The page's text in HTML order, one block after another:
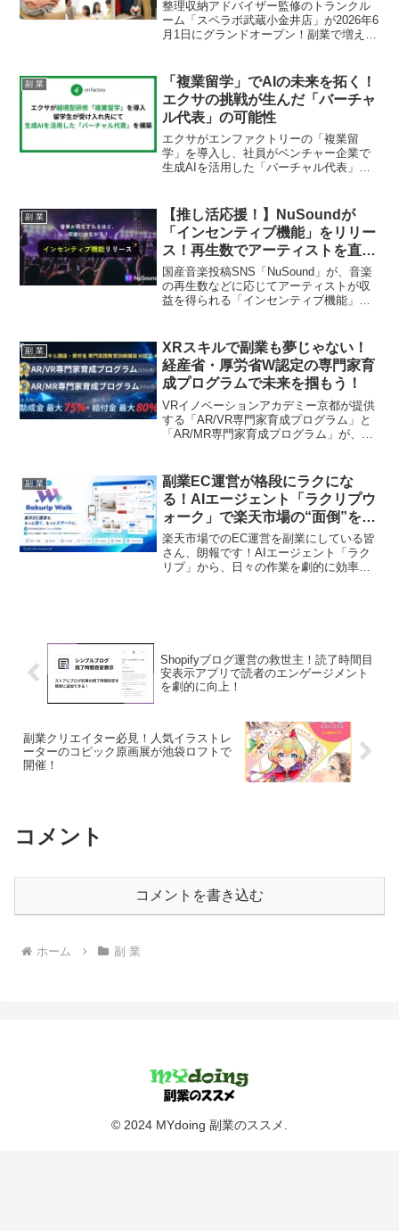
整理収納アドバイザー監修のトランクル
ーム「スペラボ武蔵小金井店」が2026年6
月1日にグランドオープン！副業で増えた
利用できるチャンスです。さらに、トラ
ンクルーム投資に興味がある副業ファン
のための情報も満載！
副 業
「複業留学」でAIの未来を拓く！
エクサの挑戦が生んだ「バーチャ
ル代表」の可能性
エクサがエンファクトリーの「複業留
学」を導入し、社員がベンチャー企業で
生成AIを活用した「バーチャル代表」を
越境学習の可能性を感じさせる内容で
す。
副 業
【推し活応援！】NuSoundが
「インセンティブ機能」をリリー
ス！再生数でアーティストを直接
支援、新たな収益化で活動の幅が
広がる！
国産音楽投稿SNS「NuSound」が、音楽
の再生数などに応じてアーティストが収
益を得られる「インセンティブ機能」を
能と組み合わせ、より柔軟な収益化戦略
を立てることが可能になり、ファンも推
しを直接応援できるようになります。
副 業
XRスキルで副業も夢じゃない！
経産省・厚労省W認定の専門家育
成プログラムで未来を掴もう！
VRイノベーションアカデミー京都が提供
する「AR/VR専門家育成プログラム」と
「AR/MR専門家育成プログラム」が、経
されました。これにより、受講料の最大
80%が給付・助成されるチャンス！生成
AI活用も組み込んだ最新カリキュラム
で、XR分野での副業やキャリアチェンジ
を目指すファン必見のプログラムをご紹
介します。
副 業
副業EC運営が格段にラクにな
る！AIエージェント「ラクリプウ
ォーク」で楽天市場の“面倒”を解
消！
楽天市場でのEC運営を副業にしている皆
さん、朗報です！AIエージェント「ラク
リプ」から、日々の作業を劇的に効率化
します。
Shopifyブログ運営の救世主！読了時間目
安表示アプリで読者のエンゲージメント
を劇的に向上！
副業クリエイター必見！人気イラストレ
ーターのコピック原画展が池袋ロフトで
開催！
コメント
コメントを書き込む
ホーム 副 業
© 2024 MYdoing 副業のススメ.